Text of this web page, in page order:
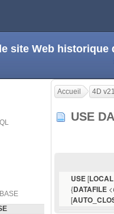
site Web
Accueil 4D
USE
USE[LOCAL
{DATAFILE <
[